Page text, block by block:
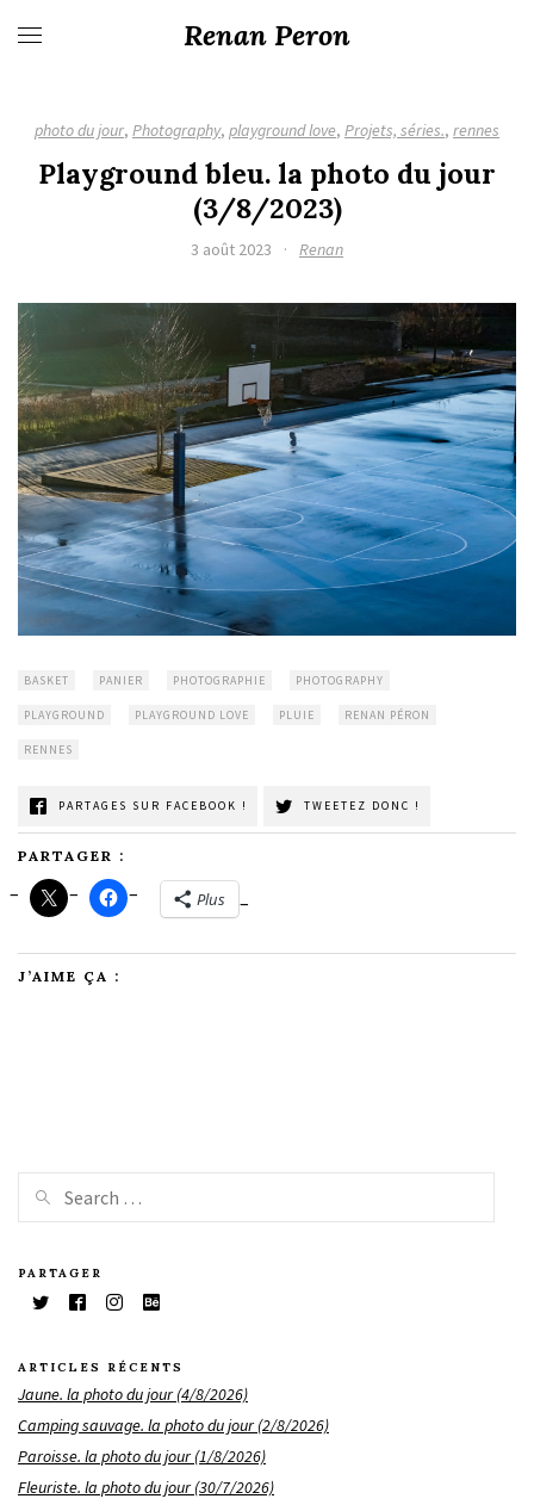
Renan Peron
photo du jour, Photography, playground love, Projets, séries., rennes
Playground bleu. la photo du jour
(3/8/2023)
3 août 2023 · Renan
BASKET PANIER PHOTOGRAPHIE PHOTOGRAPHY
PLAYGROUND PLAYGROUND LOVE PLUIE RENAN PÉRON
RENNES
PARTAGES SUR FACEBOOK ! TWEETEZ DONC !
PARTAGER :
Plus
J’AIME ÇA :
PARTAGER
ARTICLES RÉCENTS
Jaune. la photo du jour (4/8/2026)
Camping sauvage. la photo du jour (2/8/2026)
Paroisse. la photo du jour (1/8/2026)
Fleuriste. la photo du jour (30/7/2026)